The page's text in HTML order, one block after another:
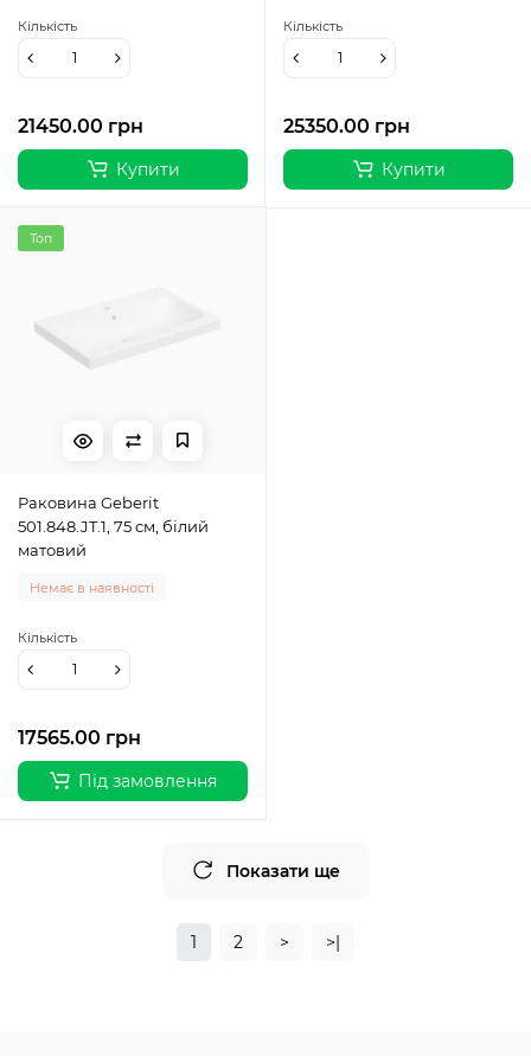
21450.00 грн
Кількість
Купити
25350.00 грн
Кількість
Купити
Топ
Раковина Geberit
501.848.JT.1, 75 см, білий
матовий
Немає в наявності
17565.00 грн
Кількість
Під замовлення
Показати ще
1 2 > >|